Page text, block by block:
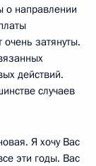
о направлении
затянуты.
действий.
случаев
Я хочу Вас
эти годы. Вас